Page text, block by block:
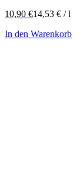
10,90 €14,53 € /l
In den Warenkorb